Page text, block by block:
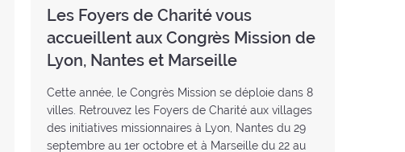
Les Foyers de Charité vous
accueillent aux Congrès Mission de
Lyon, Nantes et Marseille
Cette année, le Congrès Mission se déploie dans 8
villes. Retrouvez les Foyers de Charité aux villages
des initiatives missionnaires à Lyon, Nantes du 29
septembre au 1er octobre et à Marseille du 22 au